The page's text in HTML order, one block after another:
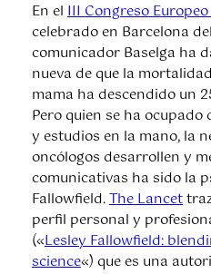
En elIII Congreso
celebrado en Barcelona
comunicador Baselga ha
nueva de que la
mama ha descendido un
Pero quien se ha
y estudios en la mano, la
oncólogos desarrollen y
comunicativas ha sido la
Fallowfield.The Lancet
perfil personal y
(«Lesley Fallowfield:
science«) que es una